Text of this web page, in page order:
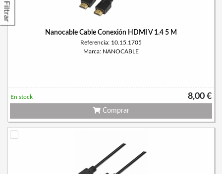
Filtrar
Nanocable Cable Conexión HDMI V 1.4 5 M
Referencia: 10.15.1705
Marca: NANOCABLE
8,00 €
En stock
Comprar